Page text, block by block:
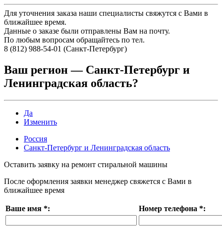
Для уточнения заказа наши специалисты свяжутся с Вами в
ближайшее время.
Данные о заказе были отправлены Вам на почту.
По любым вопросам обращайтесь по тел.
8 (812) 988-54-01 (Санкт-Петербург)
Ваш регион — Санкт-Петербург и
Ленинградская область?
Да
Изменить
Россия
Санкт-Петербург и Ленинградская область
Оставить заявку на ремонт стиральной машины
После оформления заявки менеджер свяжется с Вами в
ближайшее время
Ваше имя *: Номер телефона *: